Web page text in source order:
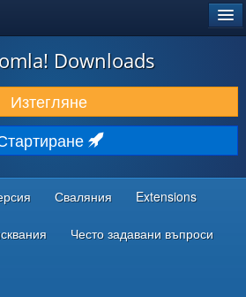
Downloads
Изтегляне
Сваляния Extensions
Често задавани въпроси